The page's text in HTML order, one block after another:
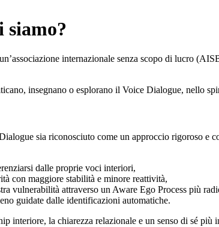
siamo?
internazionale senza scopo di lucro
insegnano o esplorano il Voice Dialogue, nello
sia riconosciuto come un approccio rigoroso e
dalle proprie voci interiori,
con maggiore stabilità e minore reattività,
vulnerabilità attraverso un Aware Ego Process più
guidate dalle identificazioni automatiche.
interiore, la chiarezza relazionale e un senso di sé più